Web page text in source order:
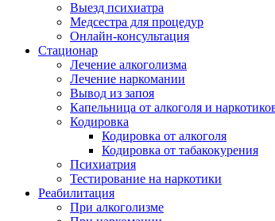
Выезд психиатра
Медсестра для процедур
Онлайн-консультация
Стационар
Лечение алкоголизма
Лечение наркомании
Вывод из запоя
Капельница от алкоголя и
Кодировка
Кодировка от алкоголя
Кодировка от табакокурения
Психиатрия
Тестирование на наркотики
Реабилитация
При алкоголизме